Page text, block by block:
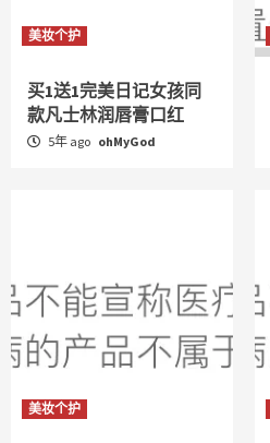
美妆个护
买1送1完美日记女孩同
款凡士林润唇膏口红
5年 ago ohMyGod
美妆个护